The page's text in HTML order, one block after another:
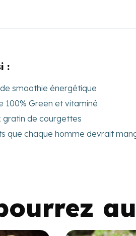
:
smoothie énergétique
100% Green et vitaminé
gratin de courgettes
que chaque homme devrait